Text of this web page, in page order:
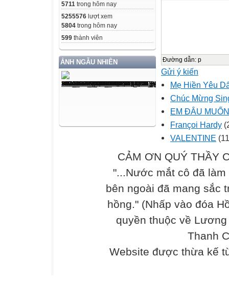
5711 trong hôm nay
5255576 lượt xem
5804 trong hôm nay
599 thành viên
ẢNH NGẪU NHIÊN Đường dẫn: p
Gửi ý kiến
Mẹ Hiền Yêu
Chúc Mừng
EM ĐÂU
Françoi Hardy
VALENTINE
CẢM ƠN QUÝ THẦY
"...Nước mắt cô đã
bên ngoài đã mang sắc
hồng." (Nhấp vào đóa
quyền thuộc về
Thanh
Website được thừa kế